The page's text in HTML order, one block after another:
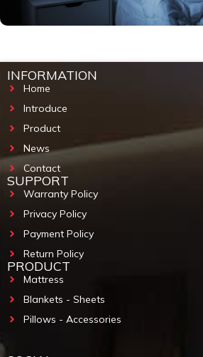
INFORMATION
Home
Introduce
Product
News
Contact
SUPPORT
Warranty Policy
Privacy Policy
Payment Policy
Return Policy
PRODUCT
Mattress
Blankets - Sheets
Pillows - Accessories